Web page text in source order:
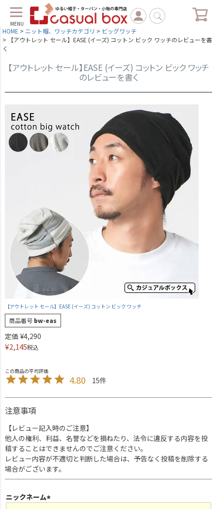
MENU
HOME ニット帽、ワッチカテゴリ
ビッグワッチ
【アウトレット セール】EASE (イーズ) コットン ビック ワッチのレビューを書
く
【アウトレット セール】EASE (イーズ) コットン ビック ワッチ
のレビューを書く
【アウトレット セール】EASE (イーズ) コットン ビック ワッチ
商品番号 bw-eas
定価 ¥4,290
¥2,145税込
4.80 15
注意事項
【レビュー記入時のご注意】
他人の権利、利益、名誉などを損ねたり、法令に違反する内容を投
稿することはできませんのでご注意ください。
レビュー内容が不適切と判断した場合は、予告なく投稿を削除する
場合がございます。
ニックネーム